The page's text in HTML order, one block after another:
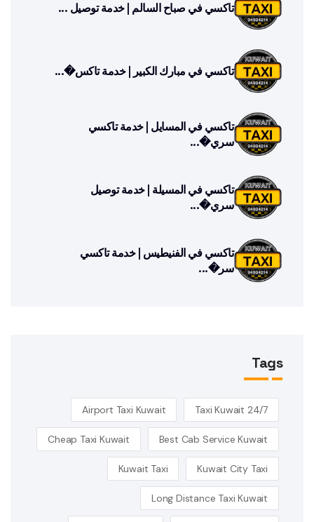
تاكسي في صباح السالم | خدمة توصيل ...
تاكسي في مبارك الكبير | خدمة تاكس�...
تاكسي في المسايل | خدمة تاكسي
سري�...
تاكسي في المسيلة | خدمة توصيل
سري�...
تاكسي في الفنيطيس | خدمة تاكسي
سر�...
Tags
24/7 Taxi Kuwait
Airport Taxi Kuwait
Best Cab Service Kuwait
Cheap Taxi Kuwait
Kuwait City Taxi
Kuwait Taxi
Long Distance Taxi Kuwait